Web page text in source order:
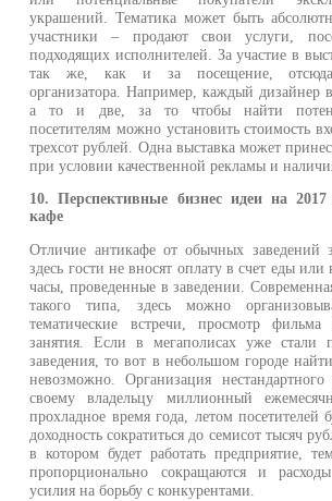
украшений. Тематика может быть
участники – продают свои услуги,
подходящих исполнителей. За участие в
так же, как и за посещение, отсюда
организатора. Например, каждый дизайнер
а то и две, за то чтобы найти
посетителям можно установить стоимость
трехсот рублей. Одна выставка может
при условии качественной рекламы и
10. Перспективные бизнес идеи на
кафе
Отличие антикафе от обычных заведений
здесь гости не вносят оплату в счет еды
часы, проведенные в заведении.
такого типа, здесь можно
тематические встречи, просмотр
занятия. Если в мегаполисах уже стали
заведения, то вот в небольшом городе
невозможно. Организация
своему владельцу миллионный
прохладное время года, летом посетителей
доходность сократиться до семисот тысяч
в котором будет работать предприятие,
пропорционально сокращаются и
усилия на борьбу с конкурентами.